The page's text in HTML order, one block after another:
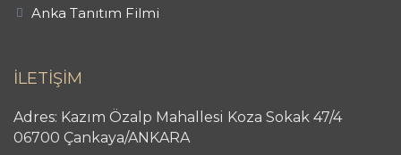
Anka Tanıtım Filmi
İLETİŞİM
Adres: Kazım Özalp Mahallesi Koza Sokak 47/4
06700 Çankaya/ANKARA